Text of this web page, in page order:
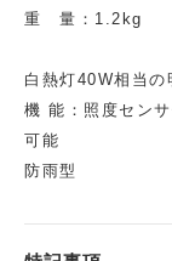
重 量：1.2kg
白熱灯40W相当の
機 能：照度セン
可能
防雨型